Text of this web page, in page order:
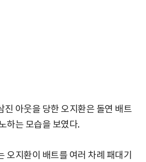
진 아웃을 당한 오지환은 돌연 배트
하는 모습을 보였다.
오지환이 배트를 여러 차례 패대기